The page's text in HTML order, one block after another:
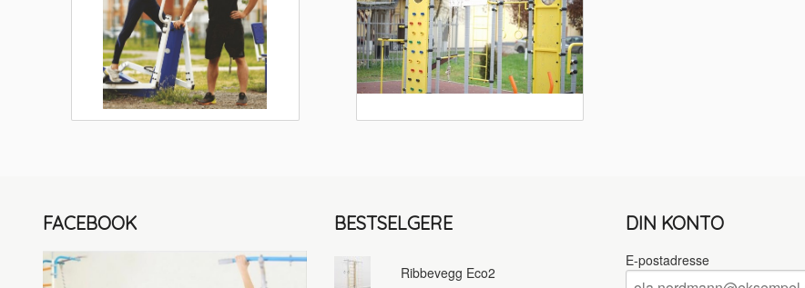
FACEBOOK BESTSELGERE
Ribbevegg Eco2
DIN KONTO
E-postadresse